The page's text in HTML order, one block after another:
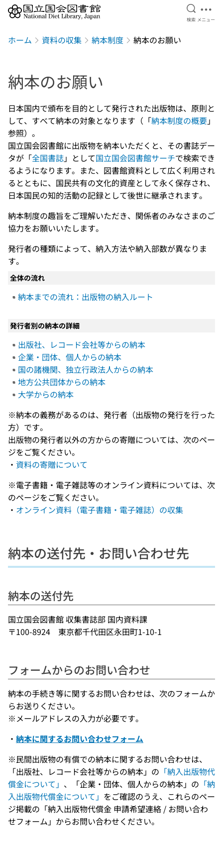
検索を
検索 メ
メニュー
ホーム 資料の収集 納本制度 納本のお願い
納本のお願い
日本国内で頒布を目的として発行された出版物は、原則と
して、すべて納本の対象となります（「納本制度の概要」
参照）。
国立国会図書館に出版物を納本いただくと、その書誌デー
タが「全国書誌」として国立国会図書館サーチで検索でき
るようになります。また、図書館資料として広く利用され
るとともに、国民共有の文化的資産として永く保存され、
日本国民の知的活動の記録として後世に継承されます。
納本制度の趣旨をご理解いただき、関係者のみなさまのご
協力をお願いいたします。
発行者の種類によって、納入方法や納入部数が異なりま
す。
全体の流れ
納本までの流れ：出版物の納入ルート
発行者別の納本の詳細
出版社、レコード会社等からの納本
企業・団体、個人からの納本
国の諸機関、独立行政法人からの納本
地方公共団体からの納本
大学からの納本
※納本の義務があるのは、発行者（出版物の発行を行った
方）です。
出版物の発行者以外の方からの寄贈については、次のペー
ジをご覧ください。
・ 資料の寄贈について
※電子書籍・電子雑誌等のオンライン資料については、次
のページをご覧ください。
・ オンライン資料（電子書籍・電子雑誌）の収集
納本の送付先・お問い合わせ先
納本の送付先
国立国会図書館 収集書誌部 国内資料課
〒100-8924 東京都千代田区永田町1-10-1
フォームからのお問い合わせ
納本の手続き等に関するお問い合わせは、次のフォームか
らお送りください。
※メールアドレスの入力が必要です。
・ 納本に関するお問い合わせフォーム
※民間出版物の有償での納本に関するお問い合わせは、
「出版社、レコード会社等からの納本」の 「納入出版物代
償金について」 、「企業・団体、個人からの納本」の 「納
入出版物代償金について」 をご確認のうえ、これらのペー
ジ掲載の「納入出版物代償金 申請希望連絡 / お問い合わ
せフォーム」からお問い合わせください。